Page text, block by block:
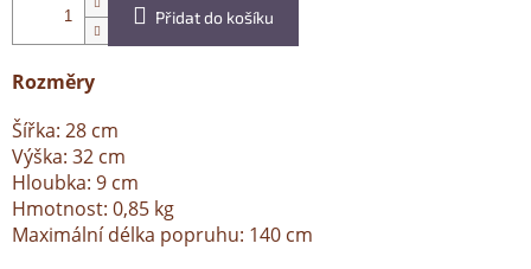
Přidat do košíku
Rozměry
Šířka: 28 cm
Výška: 32 cm
Hloubka: 9 cm
Hmotnost: 0,85 kg
Maximální délka popruhu: 140 cm